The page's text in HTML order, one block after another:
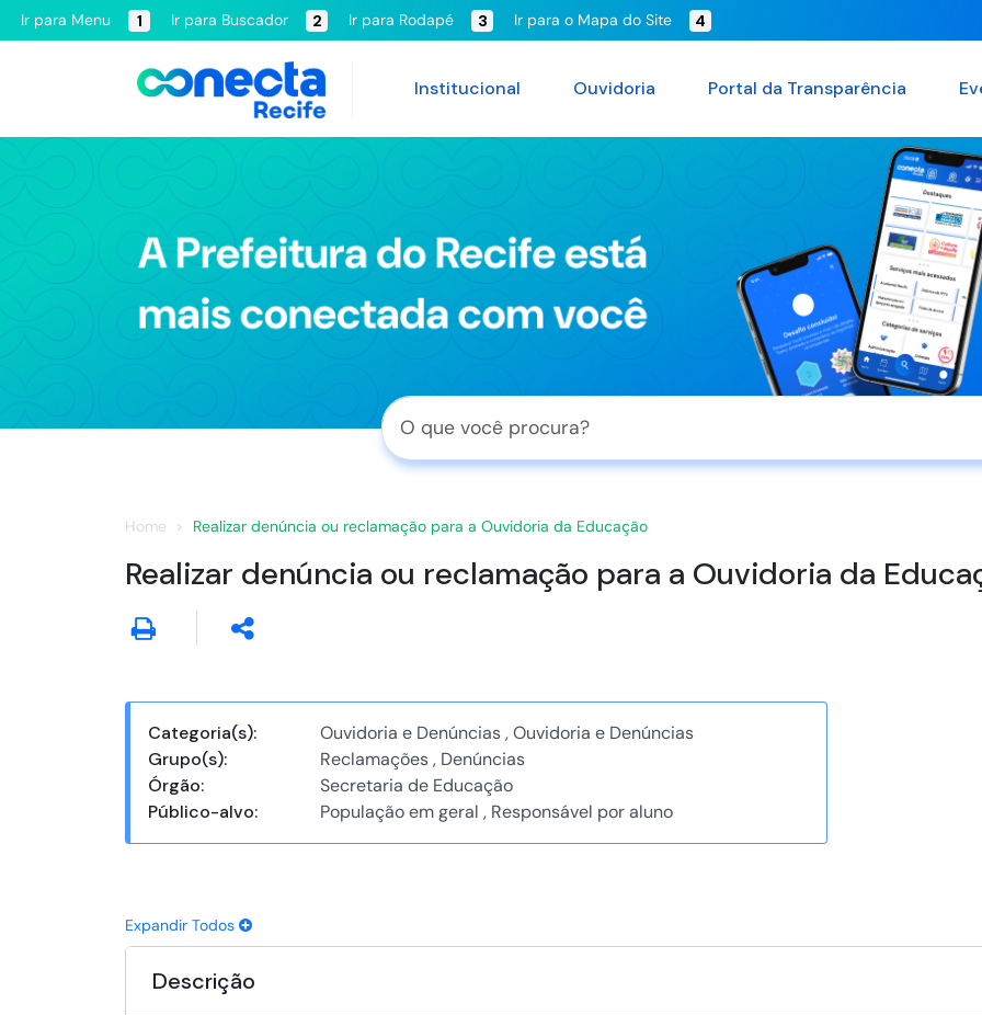
Ir para Menu 1 Ir para Buscador 2 Ir para Rodapé 3 Ir para o Mapa do Site 4
Institucional Ouvidoria Portal da Transparência
Home Realizar denúncia ou reclamação para a Ouvidoria da Educação
Realizar denúncia ou reclamação para a Ouvidoria da
Categoria(s):
Ouvidoria e Denúncias , Ouvidoria e Denúncias
Grupo(s):
Reclamações , Denúncias
Órgão:
Secretaria de Educação
Público-alvo:
População em geral , Responsável por aluno
Expandir Todos
Descrição